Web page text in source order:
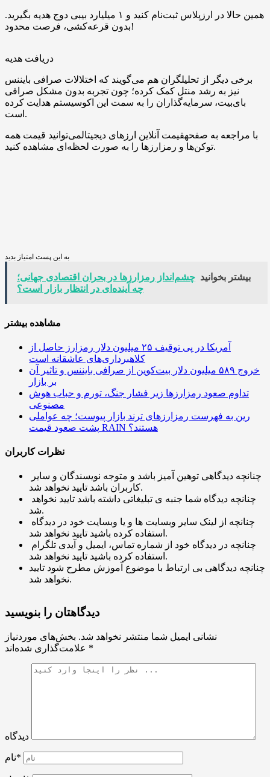
همین حالا در ارزپلاس ثبت‌نام کنید و ۱ میلیارد بیبی دوج هدیه بگیرید.
بدون قرعه‌کشی، فرصت محدود!
دریافت هدیه
برخی دیگر از تحلیلگران هم می‌گویند که اختلالات صرافی بایننس
نیز به رشد منتل کمک کرده؛ چون تجربه بدون مشکل صرافی
بای‌بیت، سرمایه‌گذاران را به سمت این اکوسیستم هدایت کرده
است.
با مراجعه به صفحهقیمت آنلاین ارزهای دیجیتالمی‌توانید قیمت همه
توکن‌ها و رمزارزها را به صورت لحظه‌ای مشاهده کنید.
به این پست امتیاز بدید
بیشتر بخوانید چشم‌انداز رمزارزها در بحران اقتصادی جهانی؛
چه آینده‌ای در انتظار بازار است؟
مشاهده بیشتر
آمریکا در پی توقیف ۲۵ میلیون دلار رمزارز حاصل از
کلاهبرداری‌های عاشقانه است
خروج ۵۸۹ میلیون دلار بیت‌کوین از صرافی بایننس و تاثیر آن
بر بازار
تداوم صعود رمزارزها زیر فشار جنگ، تورم و حباب هوش
مصنوعی
رین به فهرست رمزارزهای ترند بازار پیوست؛ چه عواملی
پشت صعود قیمت RAIN هستند؟
نظرات کاربران
کاربران باشد تایید نخواهد شد.
شد.
استفاده کرده باشید تایید نخواهد شد.
استفاده کرده باشید تایید نخواهد شد.
چنانچه دیدگاهی بی ارتباط با موضوع آموزش مطرح شود تایید
نخواهد شد.
دیدگاهتان را بنویسید
نشانی ایمیل شما منتشر نخواهد شد. بخش‌های موردنیاز
*
دیدگاه
نام*